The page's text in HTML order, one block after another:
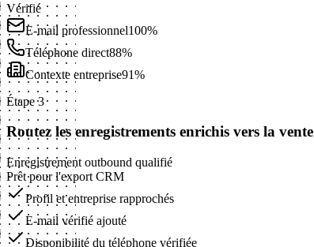
Vérifié
E-mail professionnel100%
Téléphone direct88%
Contexte entreprise91%
Étape 3
Routez les enregistrements enrichis vers la vente
Enregistrement outbound qualifié
Prêt pour l'export CRM
Profil et entreprise rapprochés
E-mail vérifié ajouté
Disponibilité du téléphone vérifiée